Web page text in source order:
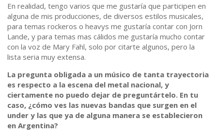
En realidad, tengo varios que me gustaría que participen en
alguna de mis producciones, de diversos estilos musicales,
para temas rockeros o heavys me gustaría contar con Jorn
Lande, y para temas mas cálidos me gustaría mucho contar
con la voz de Mary Fahl, solo por citarte algunos, pero la
lista seria muy extensa.
La pregunta obligada a un músico de tanta trayectoria
es respecto a la escena del metal nacional, y
ciertamente no puedo dejar de preguntártelo. En tu
caso, ¿cómo ves las nuevas bandas que surgen en el
under y las que ya de alguna manera se establecieron
en Argentina?